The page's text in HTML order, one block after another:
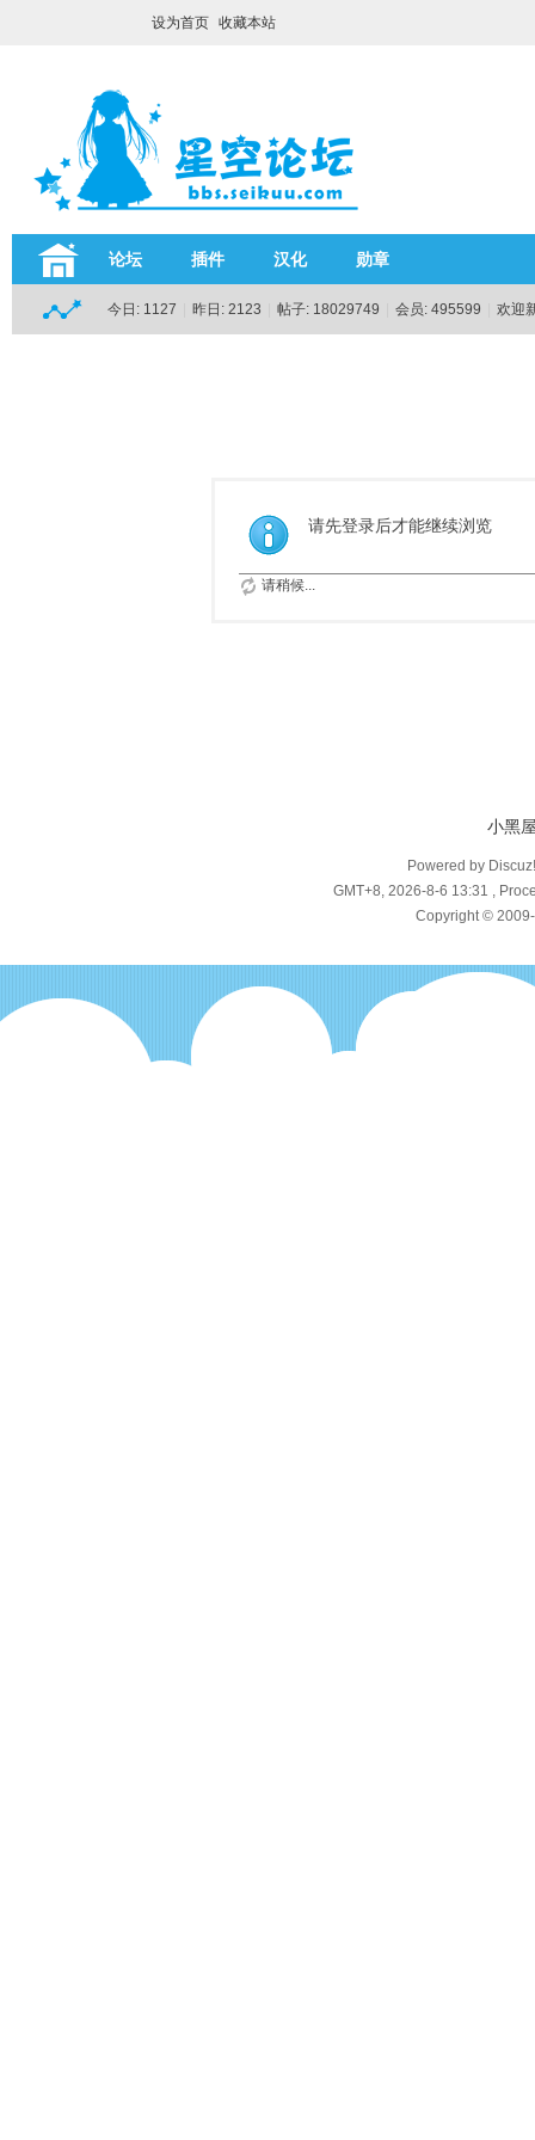
设为首页 收藏本站
论坛 插件 汉化 勋章
今日: 1127 昨日: 2123 帖子: 18029749 会员: 495599 欢迎
请先登录后才能继续浏览
请稍候...
小黑
Powered by
GMT+8, 2026-8-6 13:31 ,
Copyright ©